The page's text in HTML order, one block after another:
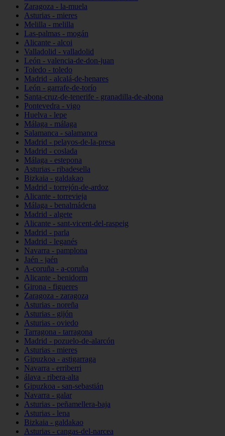
Zaragoza - la-muela
Asturias - mieres
Melilla - melilla
Las-palmas - mogán
Alicante - alcoi
Valladolid - valladolid
León - valencia-de-don-juan
Toledo - toledo
Madrid - alcalá-de-henares
León - garrafe-de-torío
Santa-cruz-de-tenerife - granadilla-de-abona
Pontevedra - vigo
Huelva - lepe
Málaga - málaga
Salamanca - salamanca
Madrid - pelayos-de-la-presa
Madrid - coslada
Málaga - estepona
Asturias - ribadesella
Bizkaia - galdakao
Madrid - torrejón-de-ardoz
Alicante - torrevieja
Málaga - benalmádena
Madrid - algete
Alicante - sant-vicent-del-raspeig
Madrid - parla
Madrid - leganés
Navarra - pamplona
Jaén - jaén
A-coruña - a-coruña
Alicante - benidorm
Girona - figueres
Zaragoza - zaragoza
Asturias - noreña
Asturias - gijón
Asturias - oviedo
Tarragona - tarragona
Madrid - pozuelo-de-alarcón
Asturias - mieres
Gipuzkoa - astigarraga
Navarra - erriberri
álava - ribera-alta
Gipuzkoa - san-sebastián
Navarra - galar
Asturias - peñamellera-baja
Asturias - lena
Bizkaia - galdakao
Asturias - cangas-del-narcea